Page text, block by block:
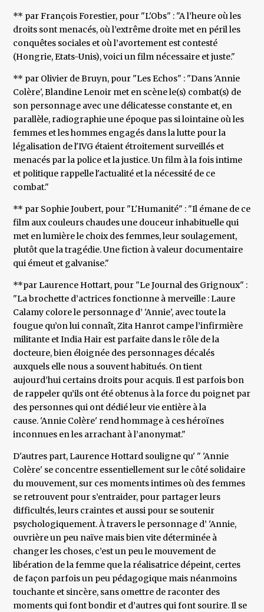
** par François Forestier, pour "L'Obs" : "A l’heure où les
droits sont menacés, où l’extrême droite met en péril les
conquêtes sociales et où l’avortement est contesté
(Hongrie, Etats-Unis), voici un film nécessaire et juste."
** par Olivier de Bruyn, pour "Les Echos" : "Dans 'Annie
Colère', Blandine Lenoir met en scène le(s) combat(s) de
son personnage avec une délicatesse constante et, en
parallèle, radiographie une époque pas si lointaine où les
femmes et les hommes engagés dans la lutte pour la
légalisation de l'IVG étaient étroitement surveillés et
menacés par la police et la justice. Un film à la fois intime
et politique rappelle l'actualité et la nécessité de ce
combat."
** par Sophie Joubert, pour "L'Humanité" : "Il émane de ce
film aux couleurs chaudes une douceur inhabituelle qui
met en lumière le choix des femmes, leur soulagement,
plutôt que la tragédie. Une fiction à valeur documentaire
qui émeut et galvanise."
**par Laurence Hottart, pour "Le Journal des Grignoux" :
"La brochette d’actrices fonctionne à merveille : Laure
Calamy colore le personnage d’ 'Annie', avec toute la
fougue qu’on lui connaît, Zita Hanrot campe l’infirmière
militante et India Hair est parfaite dans le rôle de la
docteure, bien éloignée des personnages décalés
auxquels elle nous a souvent habitués. On tient
aujourd’hui certains droits pour acquis. Il est parfois bon
de rappeler qu’ils ont été obtenus à la force du poignet par
des personnes qui ont dédié leur vie entière à la
cause. 'Annie Colère' rend hommage à ces héroïnes
inconnues en les arrachant à l’anonymat."
D'autres part, Laurence Hottard souligne qu' " 'Annie
Colère' se concentre essentiellement sur le côté solidaire
du mouvement, sur ces moments intimes où des femmes
se retrouvent pour s’entraider, pour partager leurs
difficultés, leurs craintes et aussi pour se soutenir
psychologiquement. À travers le personnage d’ 'Annie,
ouvrière un peu naïve mais bien vite déterminée à
changer les choses, c’est un peu le mouvement de
libération de la femme que la réalisatrice dépeint, certes
de façon parfois un peu pédagogique mais néanmoins
touchante et sincère, sans omettre de raconter des
moments qui font bondir et d’autres qui font sourire. Il se